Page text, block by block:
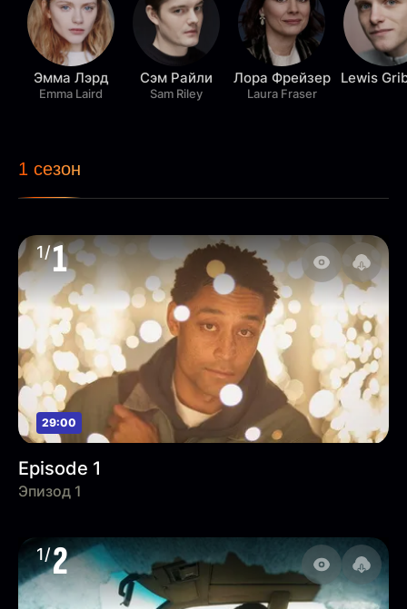
Эмма Лэрд
Emma Laird
Сэм Райли
Sam Riley
Лора Фрейзер
Laura Fraser
Lewis
1 сезон
1/1
29:00
Episode 1
Эпизод 1
1/2